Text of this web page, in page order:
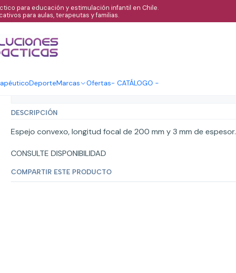
DeporteMarcas Ofertas- CATÁLOGO -
para educación y estimulación infantil en Chile.
para aulas, terapeutas y familias.
|
Espejo convexo 70X20Mm
DESCRIPCIÓN
Espejo convexo, longitud focal de 200 mm y 3 mm de espesor.
CONSULTE DISPONIBILIDAD
COMPARTIR ESTE PRODUCTO